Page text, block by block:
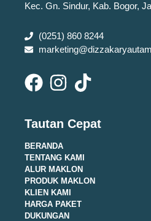
Kec. Gn. Sindur, Kab. Bogor,
(0251) 860 8244
Tautan Cepat
BERANDA
TENTANG KAMI
ALUR MAKLON
PRODUK MAKLON
KLIEN KAMI
HARGA PAKET
DUKUNGAN